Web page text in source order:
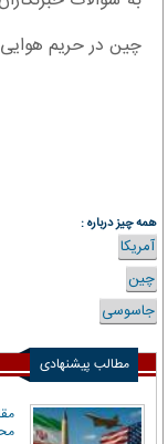
چین در حریم هوایی
همه چیز درباره :
آمریکا
چین
جاسوسی
مطالب پیشنهادی